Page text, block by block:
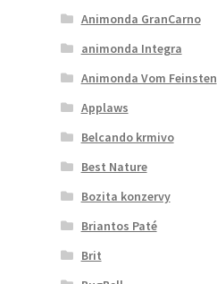
Animonda GranCarno
animonda Integra
Animonda Vom Feinsten
Applaws
Belcando krmivo
Best Nature
Bozita konzervy
Briantos Paté
Brit